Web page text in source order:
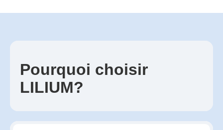
Pourquoi choisir
LILIUM?